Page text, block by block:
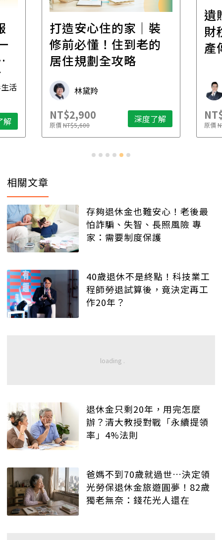
活
解
打造安心住的家｜裝
修前必懂！住到老的
居住規劃全攻略
林黛羚
NT$2,900
原價NT$5,600 深度了解
遺
財
產
原價
相關文章
存夠退休金也難安心！老後最
怕詐騙、失智、長照風險 專
家：需要制度保護
40歲退休不是終點！科技業工
程師勞退試算後，竟決定再工
作20年？
退休金只剩20年，用完怎麼
辦？清大教授對戰「永續提領
率」4%法則
爸媽不到70歲就過世…決定領
光勞保退休金旅遊圓夢！82歲
獨老無奈：錢花光人還在